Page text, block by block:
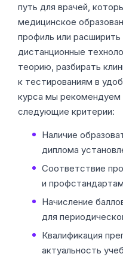
путь для врачей,
медицинское
профиль или
дистанционные
теорию, разбирать
к тестированиям в
курса мы рекомендуем
следующие критерии:
Наличие
диплома
Соответствие
и
Начисление
для
Квалификация
актуальность